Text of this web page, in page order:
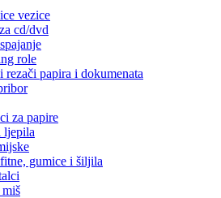
vezice
cd/dvd
role
rezači papira i dokumenata
za papire
ljepila
gumice i šiljila
miš